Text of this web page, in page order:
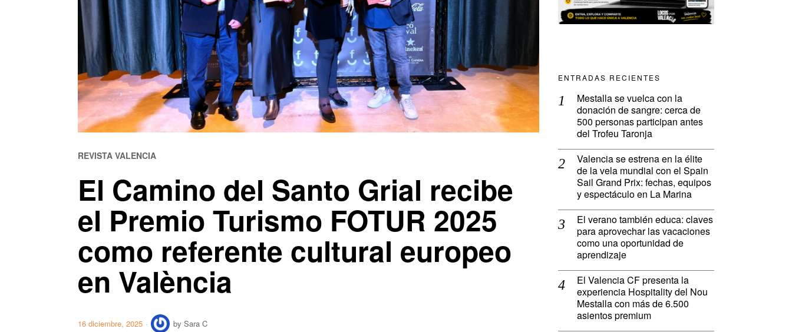
REVISTA VALENCIA
El Camino del Santo Grial recibe
el Premio Turismo FOTUR 2025
como referente cultural europeo
en València
16 diciembre, 2025 by Sara C
ENTRADAS RECIENTES
Mestalla se vuelca con la
donación de sangre: cerca de
500 personas participan antes
del Trofeu Taronja
Valencia se estrena en la élite
de la vela mundial con el Spain
Sail Grand Prix: fechas, equipos
y espectáculo en La Marina
El verano también educa: claves
para aprovechar las vacaciones
como una oportunidad de
aprendizaje
El Valencia CF presenta la
experiencia Hospitality del Nou
Mestalla con más de 6.500
asientos premium